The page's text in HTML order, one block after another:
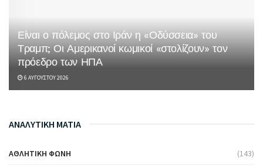
Είναι ο πόλεμος στο Ιράν η «Οδύσσεια» του
Τραμπ; Οι Αμερικανοί κωμικοί «στολίζουν» τον
πρόεδρο των ΗΠΑ
6 ΑΥΓΟΎΣΤΟΥ 2026
ΑΝΑΛΥΤΙΚΗ ΜΑΤΙΑ
ΑΘΛΗΤΙΚΉ ΦΩΝΉ (143)